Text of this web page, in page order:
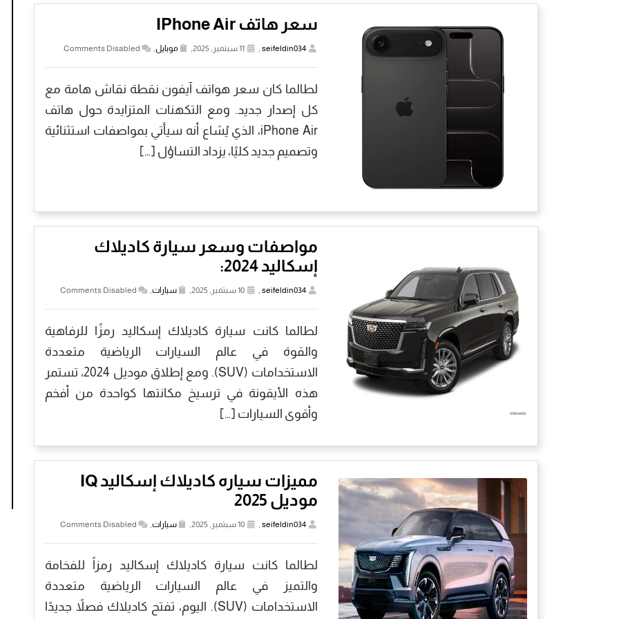
سعر هاتف IPhone Air
seifeldin034
, 11 سبتمبر, 2025, موبايل,
Comments Disabled
لطالما كان سعر هواتف آيفون نقطة نقاش هامة مع
كل إصدار جديد. ومع التكهنات المتزايدة حول هاتف
iPhone Air، الذي يُشاع أنه سيأتي بمواصفات استثنائية
وتصميم جديد كليًا، يزداد التساؤل […]
مواصفات وسعر سيارة كاديلاك
إسكاليد 2024:
seifeldin034
, 10 سبتمبر, 2025, سيارات,
Comments Disabled
لطالما كانت سيارة كاديلاك إسكاليد رمزًا للرفاهية
والقوة في عالم السيارات الرياضية متعددة
الاستخدامات (SUV). ومع إطلاق موديل 2024، تستمر
هذه الأيقونة في ترسيخ مكانتها كواحدة من أفخم
وأقوى السيارات […]
مميزات سياره كاديلاك إسكاليد IQ
موديل 2025
seifeldin034
, 10 سبتمبر, 2025, سيارات,
Comments Disabled
لطالما كانت سيارة كاديلاك إسكاليد رمزاً للفخامة
والتميز في عالم السيارات الرياضية متعددة
الاستخدامات (SUV). اليوم، تفتح كاديلاك فصلاً جديدًا